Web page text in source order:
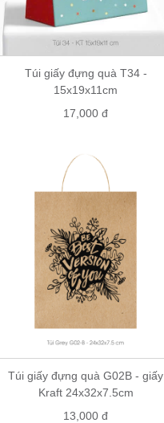
Túi giấy đựng quà T34 -
15x19x11cm
17,000 đ
Túi giấy đựng quà G02B - giấy
Kraft 24x32x7.5cm
13,000 đ